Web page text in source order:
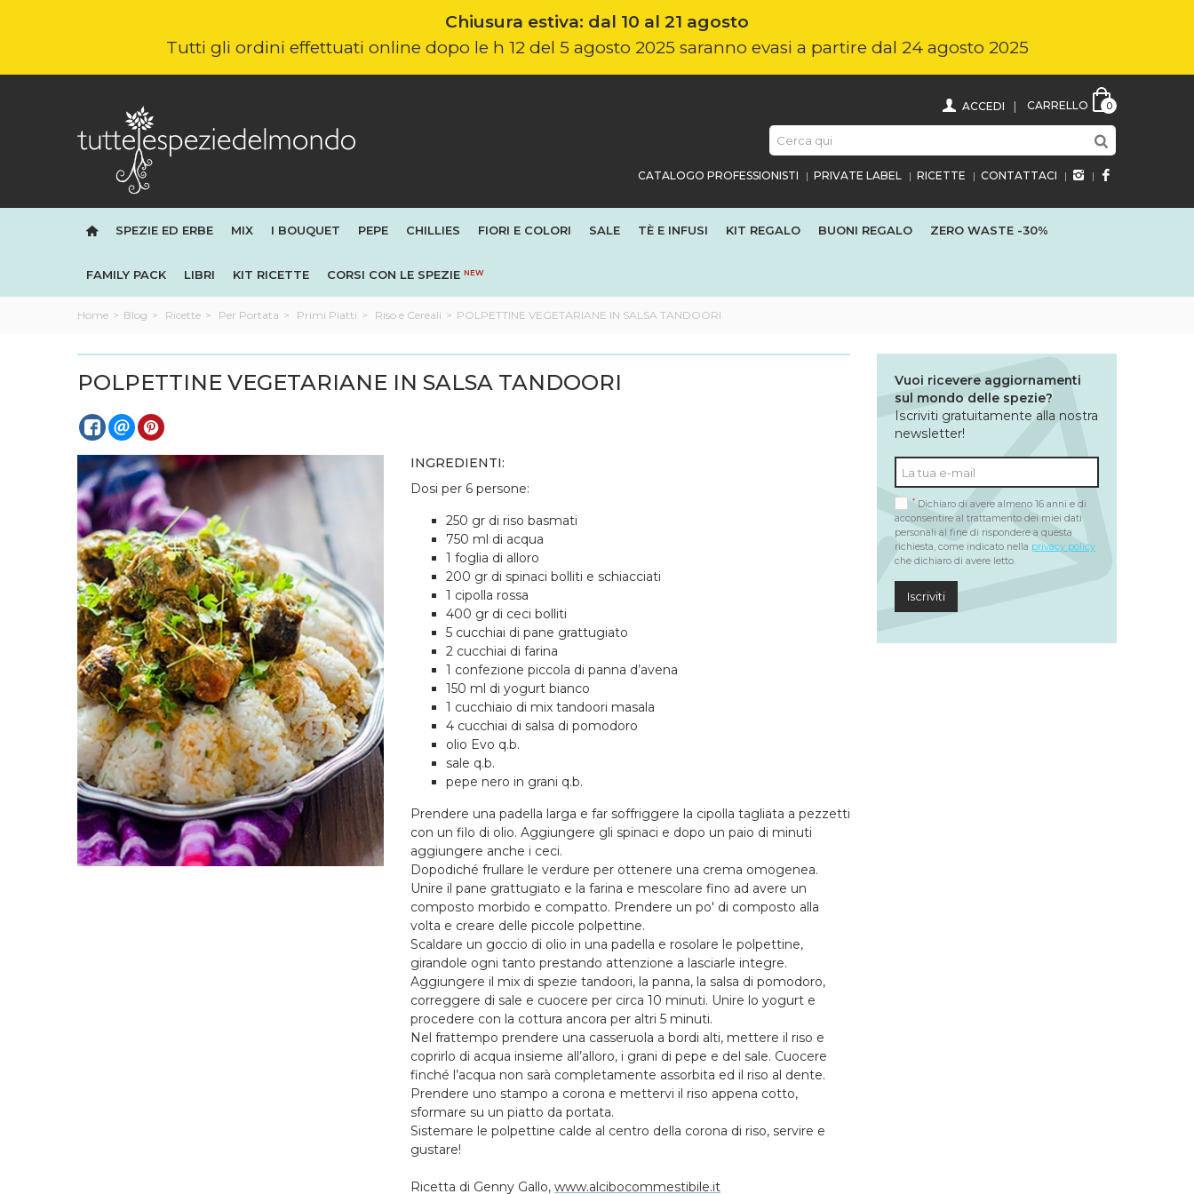
Chiusura estiva: dal 10 al 21 agosto
Tutti gli ordini effettuati online dopo le h 12 del 5 agosto 2025 saranno evasi a partire dal 24 agosto 2025
0
CARRELLO
ACCEDI
CONTATTACI
RICETTE
PRIVATE LABEL
CATALOGO PROFESSIONISTI
SPEZIE ED ERBE MIX I BOUQUET PEPE CHILLIES FIORI E COLORI SALE TÈ E INFUSI KIT REGALO BUONI REGALO ZERO WASTE -30%
FAMILY PACK LIBRI KIT RICETTE CORSI CON LE SPEZIE NEW
Home > Blog > Ricette > Per Portata > Primi Piatti > Riso e Cereali > POLPETTINE VEGETARIANE IN SALSA TANDOORI
POLPETTINE VEGETARIANE IN SALSA TANDOORI
INGREDIENTI:
Dosi per 6 persone:
250 gr di riso basmati
750 ml di acqua
1 foglia di alloro
200 gr di spinaci bolliti e schiacciati
1 cipolla rossa
400 gr di ceci bolliti
5 cucchiai di pane grattugiato
2 cucchiai di farina
1 confezione piccola di panna d’avena
150 ml di yogurt bianco
1 cucchiaio di mix tandoori masala
4 cucchiai di salsa di pomodoro
olio Evo q.b.
sale q.b.
pepe nero in grani q.b.
Prendere una padella larga e far soffriggere la cipolla tagliata a pezzetti
con un filo di olio. Aggiungere gli spinaci e dopo un paio di minuti
aggiungere anche i ceci.
Dopodiché frullare le verdure per ottenere una crema omogenea.
Unire il pane grattugiato e la farina e mescolare fino ad avere un
composto morbido e compatto. Prendere un po' di composto alla
volta e creare delle piccole polpettine.
Scaldare un goccio di olio in una padella e rosolare le polpettine,
girandole ogni tanto prestando attenzione a lasciarle integre.
Aggiungere il mix di spezie tandoori, la panna, la salsa di pomodoro,
correggere di sale e cuocere per circa 10 minuti. Unire lo yogurt e
procedere con la cottura ancora per altri 5 minuti.
Nel frattempo prendere una casseruola a bordi alti, mettere il riso e
coprirlo di acqua insieme all’alloro, i grani di pepe e del sale. Cuocere
finché l’acqua non sarà completamente assorbita ed il riso al dente.
Prendere uno stampo a corona e mettervi il riso appena cotto,
sformare su un piatto da portata.
Sistemare le polpettine calde al centro della corona di riso, servire e
gustare!
Ricetta di Genny Gallo, www.alcibocommestibile.it
Vuoi ricevere aggiornamenti
sul mondo delle spezie?
Iscriviti gratuitamente alla nostra
newsletter!
* Dichiaro di avere almeno 16 anni e di
acconsentire al trattamento dei miei dati
personali al fine di rispondere a questa
richiesta, come indicato nella privacy policy
che dichiaro di avere letto.
Iscriviti